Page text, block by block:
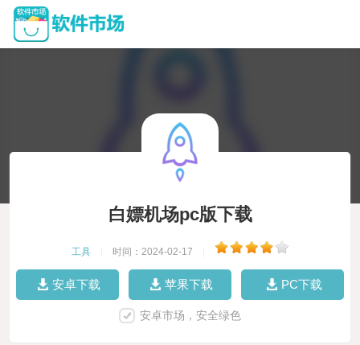
白嫖机场pc版下载
工具 时间：2024-02-17
安卓下载 苹果下载 PC下载
安卓市场，安全绿色